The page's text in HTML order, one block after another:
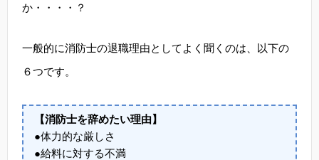
か・・・・？
一般的に消防士の退職理由としてよく聞くのは、以下の
６つです。
【消防士を辞めたい理由】
●体力的な厳しさ
●給料に対する不満